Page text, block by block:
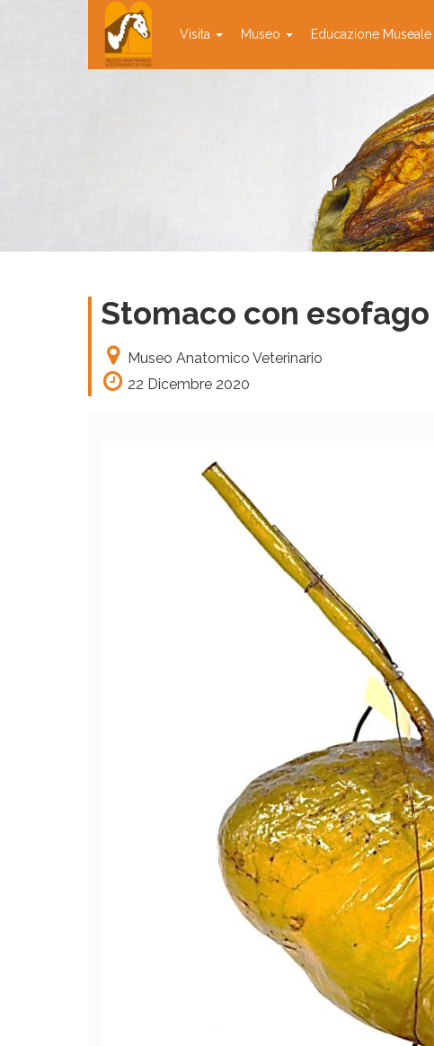
Visita Museo Educazione Museale
Stomaco con
Museo Anatomico Veterinario
22 Dicembre 2020